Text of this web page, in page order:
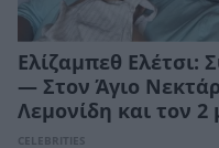
Ελίζαμπεθ Ελέτσι:
— Στον Άγιο
Λεμονίδη και τον 2
CELEBRITIES